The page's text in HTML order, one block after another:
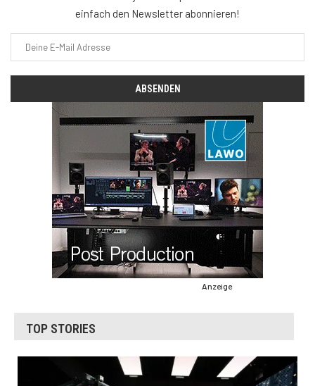
einfach den Newsletter abonnieren!
Anzeige
TOP STORIES